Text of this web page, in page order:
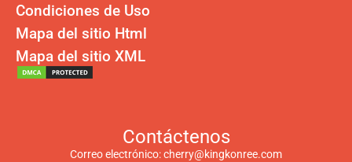
Condiciones de Uso
Mapa del sitio Html
Mapa del sitio XML
Contáctenos
Correo electrónico:cherry@kingkonree.com